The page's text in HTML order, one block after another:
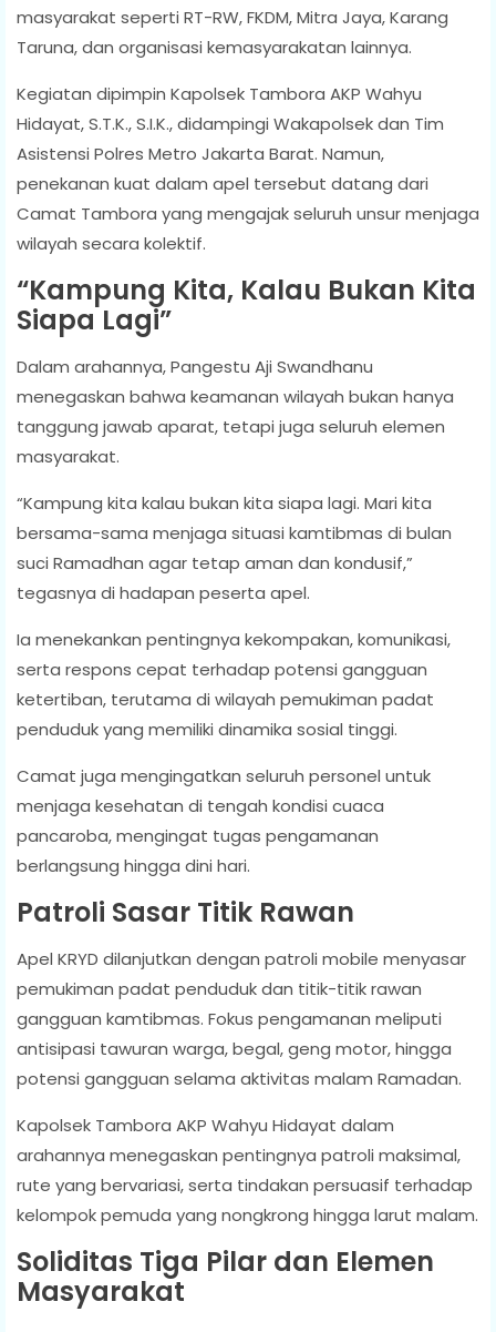
masyarakat seperti RT-RW, FKDM, Mitra Jaya, Karang
Taruna, dan organisasi kemasyarakatan lainnya.
Kegiatan dipimpin Kapolsek Tambora AKP Wahyu
Hidayat, S.T.K., S.I.K., didampingi Wakapolsek dan Tim
Asistensi Polres Metro Jakarta Barat. Namun,
penekanan kuat dalam apel tersebut datang dari
Camat Tambora yang mengajak seluruh unsur menjaga
wilayah secara kolektif.
“Kampung Kita, Kalau Bukan Kita
Siapa Lagi”
Dalam arahannya, Pangestu Aji Swandhanu
menegaskan bahwa keamanan wilayah bukan hanya
tanggung jawab aparat, tetapi juga seluruh elemen
masyarakat.
“Kampung kita kalau bukan kita siapa lagi. Mari kita
bersama-sama menjaga situasi kamtibmas di bulan
suci Ramadhan agar tetap aman dan kondusif,”
tegasnya di hadapan peserta apel.
Ia menekankan pentingnya kekompakan, komunikasi,
serta respons cepat terhadap potensi gangguan
ketertiban, terutama di wilayah pemukiman padat
penduduk yang memiliki dinamika sosial tinggi.
Camat juga mengingatkan seluruh personel untuk
menjaga kesehatan di tengah kondisi cuaca
pancaroba, mengingat tugas pengamanan
berlangsung hingga dini hari.
Patroli Sasar Titik Rawan
Apel KRYD dilanjutkan dengan patroli mobile menyasar
pemukiman padat penduduk dan titik-titik rawan
gangguan kamtibmas. Fokus pengamanan meliputi
antisipasi tawuran warga, begal, geng motor, hingga
potensi gangguan selama aktivitas malam Ramadan.
Kapolsek Tambora AKP Wahyu Hidayat dalam
arahannya menegaskan pentingnya patroli maksimal,
rute yang bervariasi, serta tindakan persuasif terhadap
kelompok pemuda yang nongkrong hingga larut malam.
Soliditas Tiga Pilar dan Elemen
Masyarakat